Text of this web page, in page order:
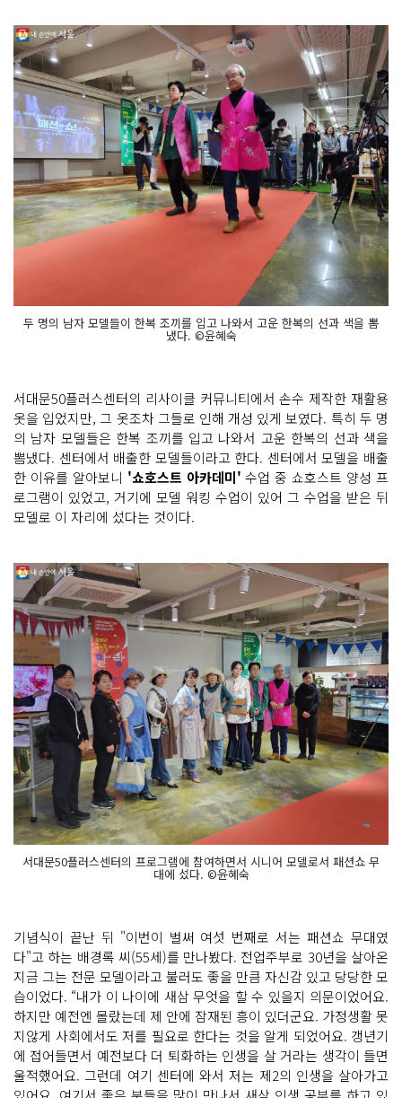
두 명의 남자 모델들이 한복 조끼를 입고 나와서 고운 한복의 선과 색을 뽐
냈다. ©윤혜숙
서대문50플러스센터의 리사이클 커뮤니티에서 손수 제작한 재활용
옷을 입었지만, 그 옷조차 그들로 인해 개성 있게 보였다. 특히 두 명
의 남자 모델들은 한복 조끼를 입고 나와서 고운 한복의 선과 색을
뽐냈다. 센터에서 배출한 모델들이라고 한다. 센터에서 모델을 배출
한 이유를 알아보니 '쇼호스트 아카데미' 수업 중 쇼호스트 양성 프
로그램이 있었고, 거기에 모델 워킹 수업이 있어 그 수업을 받은 뒤
모델로 이 자리에 섰다는 것이다.
서대문50플러스센터의 프로그램에 참여하면서 시니어 모델로서 패션쇼 무
대에 섰다. ©윤혜숙
기념식이 끝난 뒤 "이번이 벌써 여섯 번째로 서는 패션쇼 무대였
다"고 하는 배경록 씨(55세)를 만나봤다. 전업주부로 30년을 살아온
지금 그는 전문 모델이라고 불러도 좋을 만큼 자신감 있고 당당한 모
습이었다. “내가 이 나이에 새삼 무엇을 할 수 있을지 의문이었어요.
하지만 예전엔 몰랐는데 제 안에 잠재된 흥이 있더군요. 가정생활 못
지않게 사회에서도 저를 필요로 한다는 것을 알게 되었어요. 갱년기
에 접어들면서 예전보다 더 퇴화하는 인생을 살 거라는 생각이 들면
울적했어요. 그런데 여기 센터에 와서 저는 제2의 인생을 살아가고